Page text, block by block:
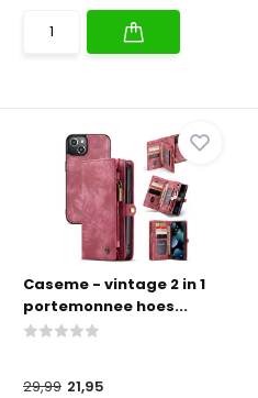
Caseme - vintage 2 in 1
portemonnee hoes...
29,99 21,95